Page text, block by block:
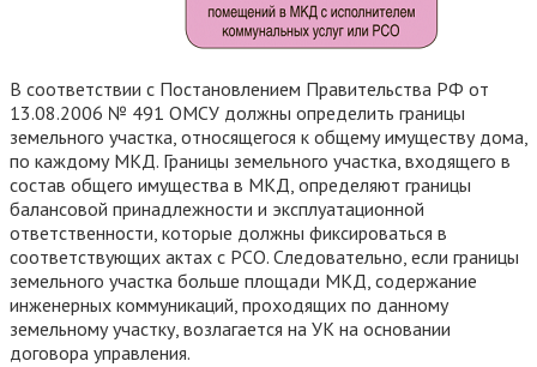
В соответствии с Постановлением Правительства РФ от
13.08.2006 № 491 ОМСУ должны определить границы
земельного участка, относящегося к общему имуществу дома,
по каждому МКД. Границы земельного участка, входящего в
состав общего имущества в МКД, определяют границы
балансовой принадлежности и эксплуатационной
ответственности, которые должны фиксироваться в
соответствующих актах с РСО. Следовательно, если границы
земельного участка больше площади МКД, содержание
инженерных коммуникаций, проходящих по данному
земельному участку, возлагается на УК на основании
договора управления.